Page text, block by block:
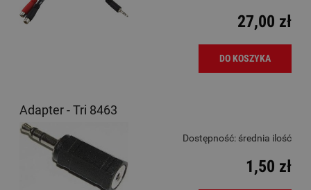
27,00 zł
DO KOSZYKA
Adapter - Tri 8463
Dostępność: średnia ilość
1,50 zł